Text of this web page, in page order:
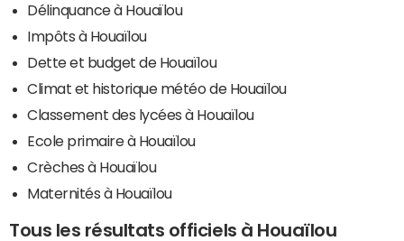
Délinquance à Houaïlou
Impôts à Houaïlou
Dette et budget de Houaïlou
Climat et historique météo de Houaïlou
Classement des lycées à Houaïlou
Ecole primaire à Houaïlou
Crèches à Houaïlou
Maternités à Houaïlou
Tous les résultats officiels à Houaïlou